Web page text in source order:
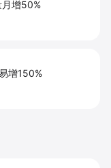
月增50%
增150%